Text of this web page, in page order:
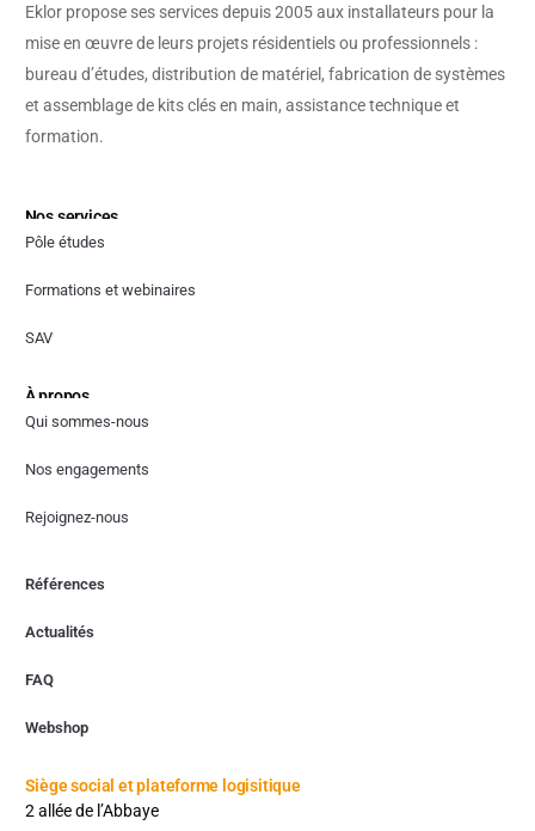
Nos services
Pôle études
Formations et webinaires
SAV
À propos
Qui sommes-nous
Nos engagements
Rejoignez-nous
Références
Actualités
FAQ
Webshop
Eklor propose ses services depuis 2005 aux installateurs pour la
mise en œuvre de leurs projets résidentiels ou professionnels :
bureau d’études, distribution de matériel, fabrication de systèmes
et assemblage de kits clés en main, assistance technique et
formation.
Siège social et plateforme logisitique
2 allée de l’Abbaye